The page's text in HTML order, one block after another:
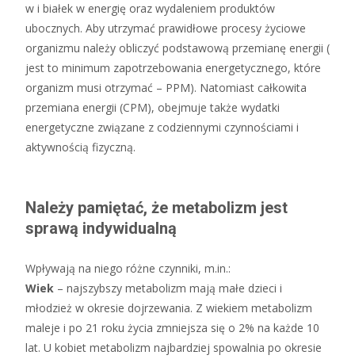
w i białek w energię oraz wydaleniem produktów
ubocznych. Aby utrzymać prawidłowe procesy życiowe
organizmu należy obliczyć podstawową przemianę energii (
jest to minimum zapotrzebowania energetycznego, które
organizm musi otrzymać – PPM). Natomiast całkowita
przemiana energii (CPM), obejmuje także wydatki
energetyczne związane z codziennymi czynnościami i
aktywnością fizyczną.
Należy pamiętać, że metabolizm jest
sprawą indywidualną
Wpływają na niego różne czynniki, m.in.:
Wiek – najszybszy metabolizm mają małe dzieci i
młodzież w okresie dojrzewania. Z wiekiem metabolizm
maleje i po 21 roku życia zmniejsza się o 2% na każde 10
lat. U kobiet metabolizm najbardziej spowalnia po okresie